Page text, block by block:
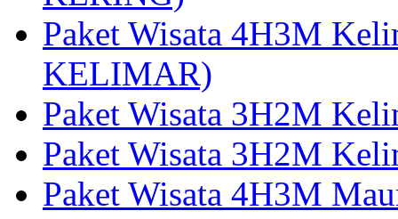
Paket Wisata 4H3M
KELIMAR)
Paket Wisata 3H2M
Paket Wisata 3H2M
Paket Wisata 4H3M